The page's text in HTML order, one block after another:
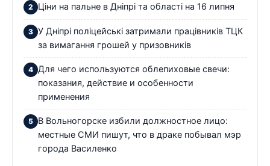
Ціни на пальне в Дніпрі та області на 16 липня
У Дніпрі поліцейські затримали працівників ТЦК
за вимагання грошей у призовників
Для чего используются облепиховые свечи:
показания, действие и особенности
применения
В Вольногорске избили должностное лицо:
местные СМИ пишут, что в драке побывал мэр
города Василенко